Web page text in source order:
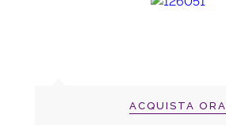
ACQUISTA ORA